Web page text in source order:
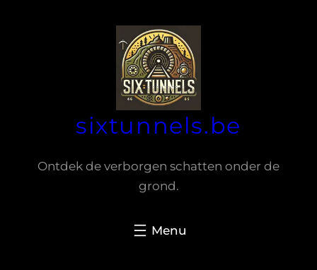
sixtunnels.be
Ontdek de verborgen schatten onder de
grond.